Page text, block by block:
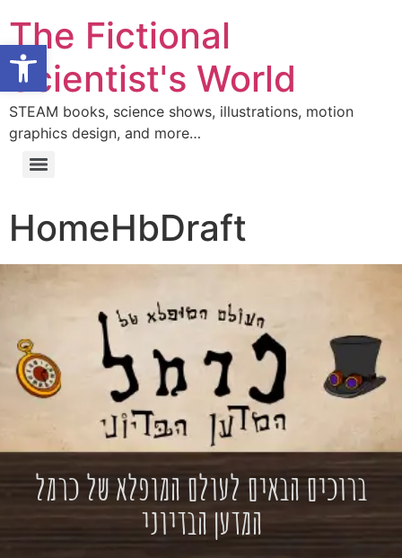
Open toolbar
The Fictional
Scientist's World
STEAM books, science shows, illustrations, motion
graphics design, and more…
HomeHbDraft
ברוכים הבאים לעולם המופלא של כרמל
המדען הבדיוני